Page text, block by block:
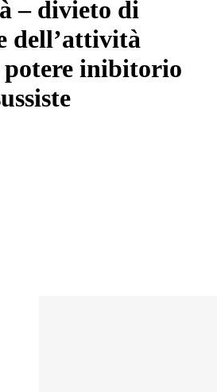
– divieto di
dell’attività
inibitorio